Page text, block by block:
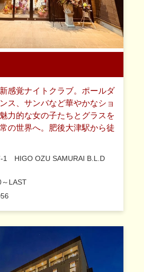
感覚ナイトクラブ。ポールダ
ス、サンバなど華やかなショ
力的な女の子たちとグラスを
の世界へ。肥後大津駅から徒
1 HIGO OZU SAMURAI B.L.D
LAST